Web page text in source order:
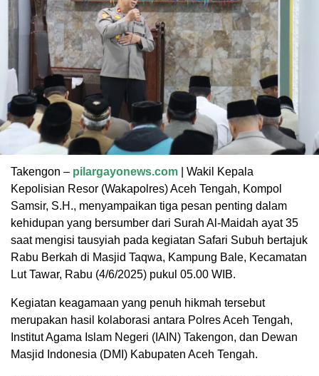
Takengon – pilargayonews.com | Wakil Kepala
Kepolisian Resor (Wakapolres) Aceh Tengah, Kompol
Samsir, S.H., menyampaikan tiga pesan penting dalam
kehidupan yang bersumber dari Surah Al-Maidah ayat 35
saat mengisi tausyiah pada kegiatan Safari Subuh bertajuk
Rabu Berkah di Masjid Taqwa, Kampung Bale, Kecamatan
Lut Tawar, Rabu (4/6/2025) pukul 05.00 WIB.
Kegiatan keagamaan yang penuh hikmah tersebut
merupakan hasil kolaborasi antara Polres Aceh Tengah,
Institut Agama Islam Negeri (IAIN) Takengon, dan Dewan
Masjid Indonesia (DMI) Kabupaten Aceh Tengah.